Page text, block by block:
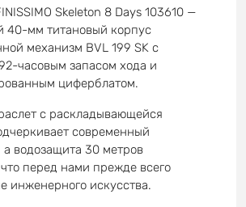
Skeleton 8 Days 103610 —
40-мм титановый корпус
механизм BVL 199 SK с
часовым запасом хода и
циферблатом.
с раскладывающейся
современный
водозащита 30 метров
перед нами прежде всего
инженерного искусства.